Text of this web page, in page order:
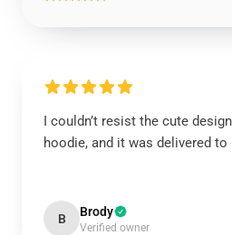
I couldn’t resist the cute
hoodie, and it was delivered to
B Brody
Verified owner